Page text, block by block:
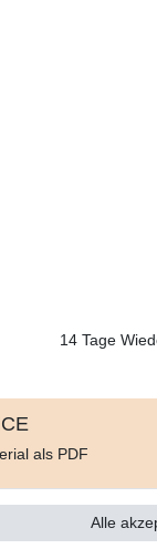
14 Tage
als PDF
Alle